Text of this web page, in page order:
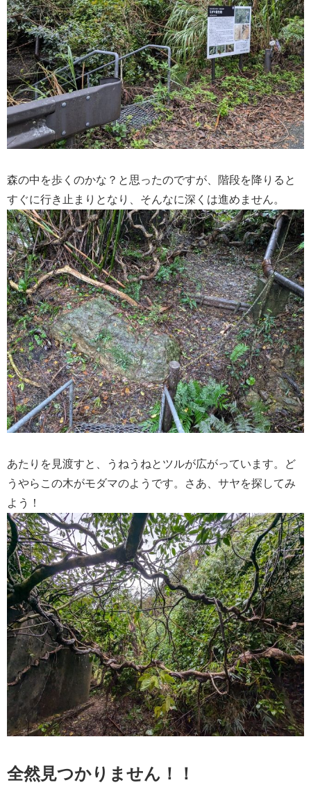
森の中を歩くのかな？と思ったのですが、階段を降りると
すぐに行き止まりとなり、そんなに深くは進めません。
あたりを見渡すと、うねうねとツルが広がっています。ど
うやらこの木がモダマのようです。さあ、サヤを探してみ
よう！
全然見つかりません！！